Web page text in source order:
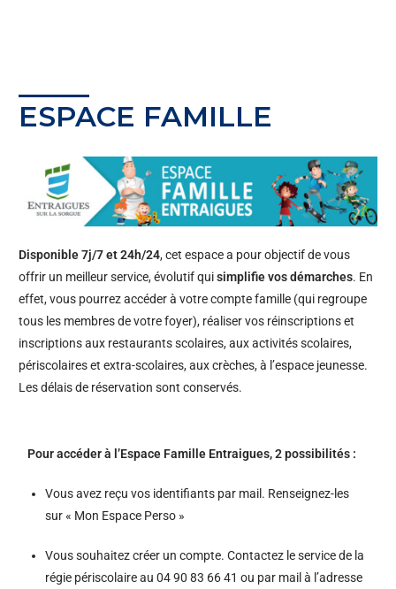
ESPACE FAMILLE
Disponible 7j/7 et 24h/24, cet espace a pour objectif de vous
offrir un meilleur service, évolutif quisimplifie vos démarches. En
effet, vous pourrez accéder à votre compte famille (qui regroupe
tous les membres de votre foyer), réaliser vos réinscriptions et
inscriptions aux restaurants scolaires, aux activités scolaires,
périscolaires et extra-scolaires, aux crèches, à l’espace jeunesse.
Les délais de réservation sont conservés.
Pour accéder à l’Espace Famille Entraigues, 2 possibilités :
Vous avez reçu vos identifiants par mail. Renseignez-les
sur « Mon Espace Perso »
Vous souhaitez créer un compte. Contactez le service de la
régie périscolaire au 04 90 83 66 41 ou par mail à l’adresse